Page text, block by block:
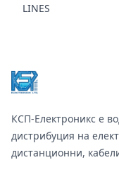
LINES
КСП-Електроникс е
дистрибуция на
дистанционни,